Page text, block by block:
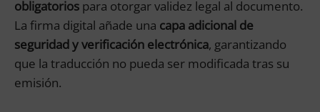
obligatorios para otorgar validez legal al documento.
La firma digital añade una capa adicional de
seguridad y verificación electrónica, garantizando
que la traducción no pueda ser modificada tras su
emisión.